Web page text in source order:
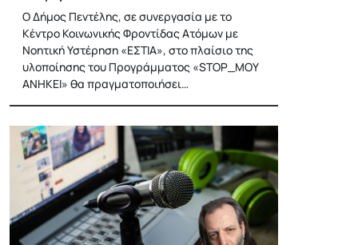
Ο Δήμος Πεντέλης, σε συνεργασία με το
Κέντρο Κοινωνικής Φροντίδας Ατόμων με
Νοητική Υστέρηση «ΕΣΤΙΑ», στο πλαίσιο της
υλοποίησης του Προγράμματος «STOP_ΜΟΥ
ΑΝΗΚΕI» θα πραγματοποιήσει…